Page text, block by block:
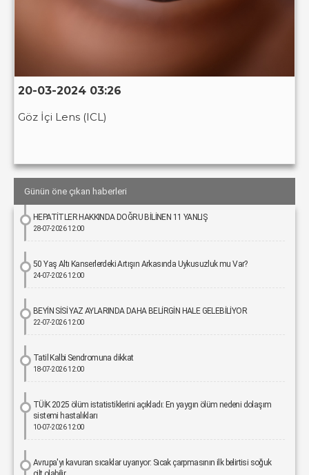
20-03-2024 03:26
Göz İçi Lens (ICL)
Günün öne çıkan haberleri
HEPATİTLER HAKKINDA DOĞRU BİLİNEN 11 YANLIŞ
28-07-2026 12:00
50 Yaş Altı Kanserlerdeki Artışın Arkasında Uykusuzluk mu Var?
24-07-2026 12:00
BEYİN SİSİ YAZ AYLARINDA DAHA BELİRGİN HALE GELEBİLİYOR
22-07-2026 12:00
Tatil Kalbi Sendromuna dikkat
18-07-2026 12:00
TÜİK 2025 ölüm istatistiklerini açıkladı: En yaygın ölüm nedeni dolaşım
sistemi hastalıkları
10-07-2026 12:00
Avrupa'yı kavuran sıcaklar uyarıyor: Sıcak çarpmasının ilk belirtisi soğuk